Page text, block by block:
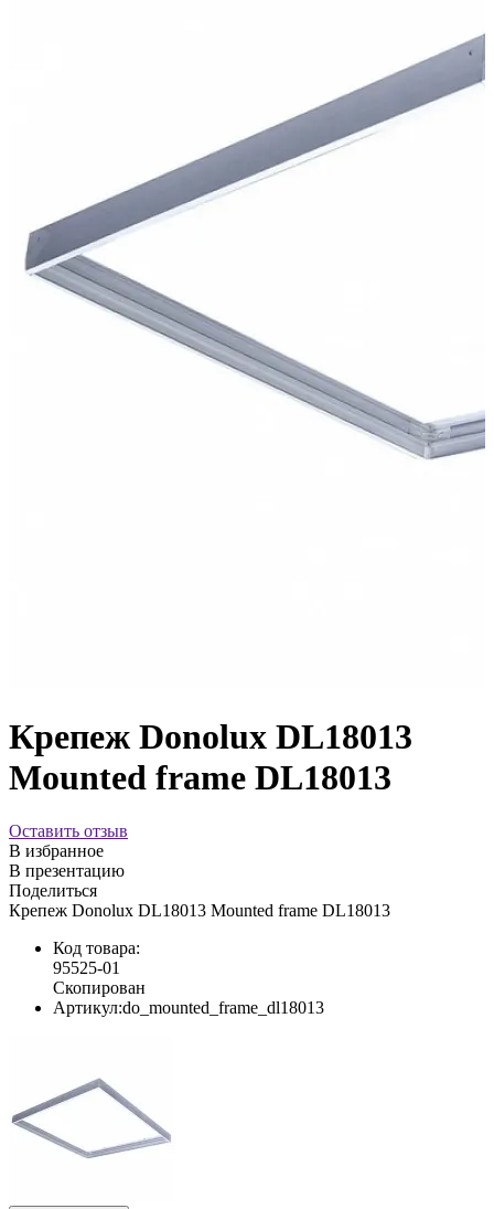
Крепеж Donolux DL18013
Mounted frame DL18013
Оставить отзыв
В избранное
В презентацию
Поделиться
Крепеж Donolux DL18013 Mounted frame DL18013
Код товара:
95525-01
Скопирован
Артикул:do_mounted_frame_dl18013